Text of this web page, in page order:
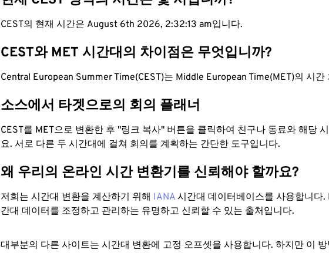
CEST의 현재 시간은 August 6th 2026, 2:32:14 am입니다.
CEST와 MET 시간대의 차이점은 무엇입니까?
Central European Summer Time(CEST)는 Middle European Time(MET)의 시간
소스에서 타겟으로의 회의 플래너
CEST를 MET으로 변환한 후 "링크 복사" 버튼을 클릭하여 친구나 동료와 해당
요. 서로 다른 두 시간대에 걸쳐 회의를 계획하는 간단한 도구입니다.
왜 우리의 온라인 시간 변환기를 신뢰해야 할까요?
저희는 시간대 변환을 계산하기 위해 IANA 시간대 데이터베이스를 사용합니다.
간대 데이터를 조정하고 관리하는 유명하고 신뢰할 수 있는 출처입니다.
대부분의 다른 사이트는 시간대 변환에 ​​고정 오프셋을 사용합니다. 하지만 이